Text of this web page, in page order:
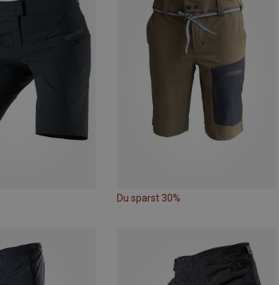
Du sparst 30%